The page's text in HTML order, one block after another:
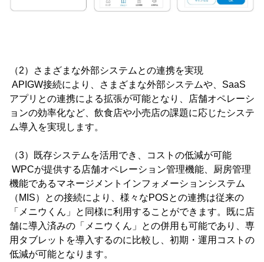
（2）さまざまな外部システムとの連携を実現
APIGW接続により、さまざまな外部システムや、SaaS
アプリとの連携による拡張が可能となり、店舗オペレーシ
ョンの効率化など、飲食店や小売店の課題に応じたシステ
ム導入を実現します。
（3）既存システムを活用でき、コストの低減が可能
WPCが提供する店舗オペレーション管理機能、厨房管理
機能であるマネージメントインフォメーションシステム
（MIS）との接続により、様々なPOSとの連携は従来の
「メニウくん」と同様に利用することができます。既に店
舗に導入済みの「メニウくん」との併用も可能であり、専
用タブレットを導入するのに比較し、初期・運用コストの
低減が可能となります。